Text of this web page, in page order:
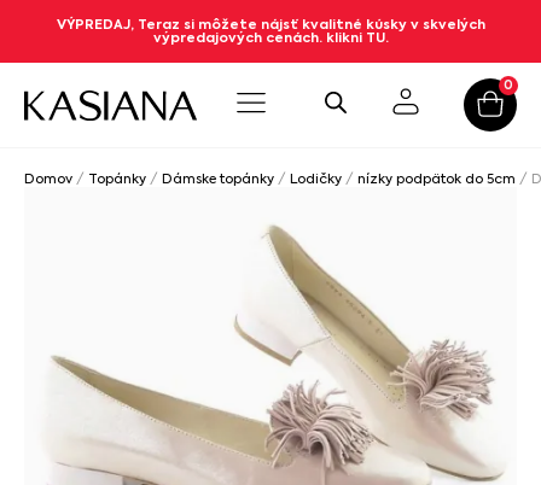
VÝPREDAJ, Teraz si môžete nájsť kvalitné kúsky v skvelých
výpredajových cenách. klikni TU.
0
Domov / Topánky / Dámske topánky / Lodičky / nízky podpätok do 5cm /